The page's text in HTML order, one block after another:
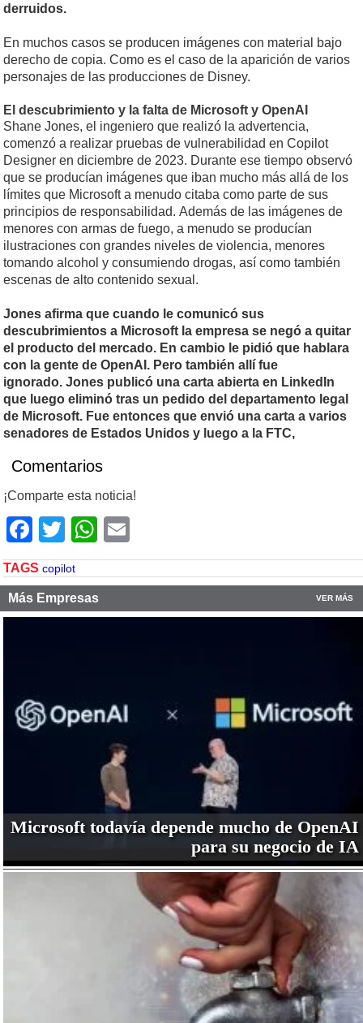
derruidos.
En muchos casos se producen imágenes con material bajo
derecho de copia. Como es el caso de la aparición de varios
personajes de las producciones de Disney.
El descubrimiento y la falta de Microsoft y OpenAI
Shane Jones, el ingeniero que realizó la advertencia,
comenzó a realizar pruebas de vulnerabilidad en Copilot
Designer en diciembre de 2023. Durante ese tiempo observó
que se producían imágenes que iban mucho más allá de los
límites que Microsoft a menudo citaba como parte de sus
principios de responsabilidad. Además de las imágenes de
menores con armas de fuego, a menudo se producían
ilustraciones con grandes niveles de violencia, menores
tomando alcohol y consumiendo drogas, así como también
escenas de alto contenido sexual.
Jones afirma que cuando le comunicó sus
descubrimientos a Microsoft la empresa se negó a quitar
el producto del mercado. En cambio le pidió que hablara
con la gente de OpenAI. Pero también allí fue
ignorado. Jones publicó una carta abierta en LinkedIn
que luego eliminó tras un pedido del departamento legal
de Microsoft. Fue entonces que envió una carta a varios
senadores de Estados Unidos y luego a la FTC,
Comentarios
¡Comparte esta noticia!
Facebook
TwitterWhatsApp
TAGS copilot
Más Empresas VER MÁS
Microsoft todavía depende mucho de OpenAI
para su negocio de IA